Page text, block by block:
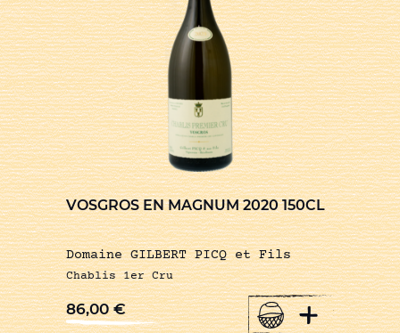
VOSGROS EN MAGNUM 2020 150CL
Domaine GILBERT PICQ et Fils
Chablis 1er Cru
86,00€ +